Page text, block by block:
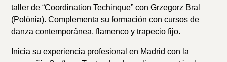
taller de “Coordination Techinque” con Grzegorz Bral
(Polònia). Complementa su formación con cursos de
danza contemporánea, flamenco y trapecio fijo.
Inicia su experiencia profesional en Madrid con la